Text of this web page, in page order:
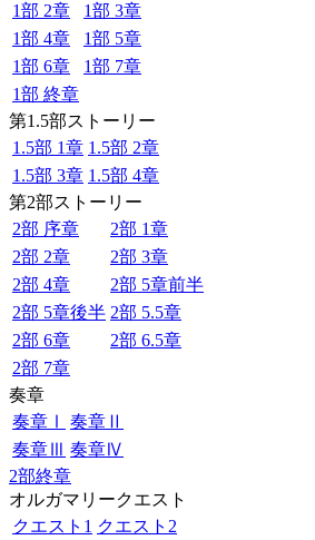
1部 2章
1部 3章
1部 4章
1部 5章
1部 6章
1部 7章
1部 終章
第1.5部ストーリー
1.5部 1章 1.5部 2章
1.5部 3章 1.5部 4章
第2部ストーリー
2部 序章
2部 1章
2部 2章
2部 3章
2部 4章
2部 5章前半
2部 5章後半 2部 5.5章
2部 6章
2部 6.5章
2部 7章
奏章
奏章Ⅰ
奏章Ⅱ
奏章Ⅲ 奏章Ⅳ
2部終章
オルガマリークエスト
クエスト1 クエスト2